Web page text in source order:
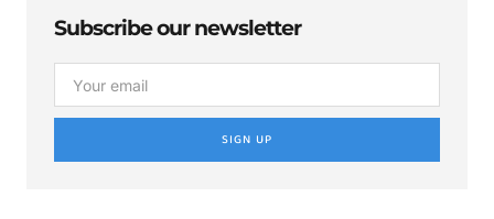
Subscribe our newsletter
SIGN UP